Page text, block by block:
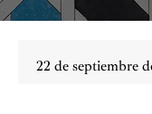
22 de septiembre